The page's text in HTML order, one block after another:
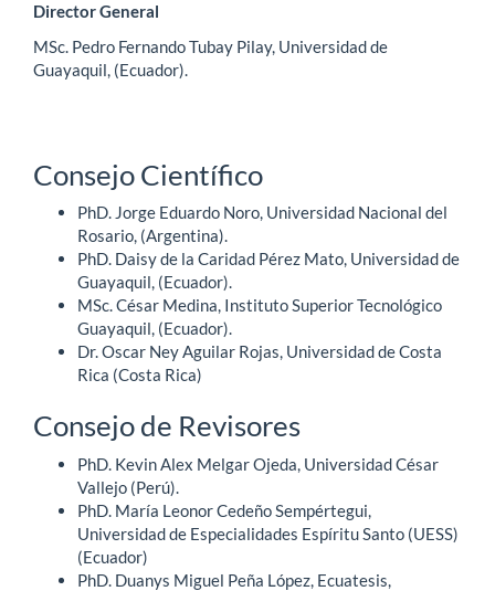
Director General
MSc. Pedro Fernando Tubay Pilay, Universidad de
Guayaquil, (Ecuador).
Consejo Científico
PhD. Jorge Eduardo Noro, Universidad Nacional del
Rosario, (Argentina).
PhD. Daisy de la Caridad Pérez Mato, Universidad de
Guayaquil, (Ecuador).
MSc. César Medina, Instituto Superior Tecnológico
Guayaquil, (Ecuador).
Dr. Oscar Ney Aguilar Rojas, Universidad de Costa
Rica (Costa Rica)
Consejo de Revisores
PhD. Kevin Alex Melgar Ojeda, Universidad César
Vallejo (Perú).
PhD. María Leonor Cedeño Sempértegui,
Universidad de Especialidades Espíritu Santo (UESS)
(Ecuador)
PhD. Duanys Miguel Peña López, Ecuatesis,